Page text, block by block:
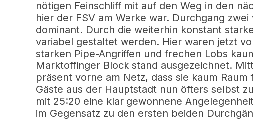
nötigen Feinschliff mit auf den Weg in den
hier der FSV am Werke war. Durchgang
dominant. Durch die weiterhin konstant
variabel gestaltet werden. Hier waren jetzt
starken Pipe-Angriffen und frechen Lobs
Marktoffinger Block stand ausgezeichnet.
präsent vorne am Netz, dass sie kaum
Gäste aus der Hauptstadt nun öfters selbst
mit 25:20 eine klar gewonnene
im Gegensatz zu den ersten beiden